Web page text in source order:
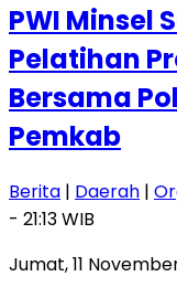
PWI Minsel
Pelatihan
Bersama
Pemkab
Berita | Daerah |
- 21:13 WIB
Jumat, 11